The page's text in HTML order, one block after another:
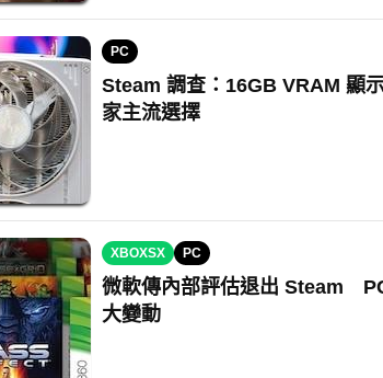
PC
Steam 調查：16GB VRAM 顯
家主流選擇
XBOXSX PC
微軟傳內部評估退出 Steam
大變動